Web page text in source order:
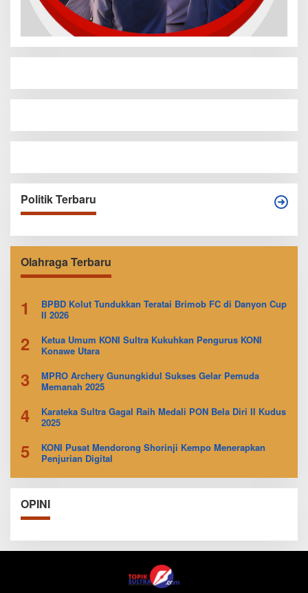
Politik Terbaru
Olahraga Terbaru
1
BPBD Kolut Tundukkan Teratai Brimob FC di Danyon Cup
II 2026
2
Ketua Umum KONI Sultra Kukuhkan Pengurus KONI
Konawe Utara
3
MPRO Archery Gunungkidul Sukses Gelar Pemuda
Memanah 2025
4
Karateka Sultra Gagal Raih Medali PON Bela Diri II Kudus
2025
5
KONI Pusat Mendorong Shorinji Kempo Menerapkan
Penjurian Digital
OPINI